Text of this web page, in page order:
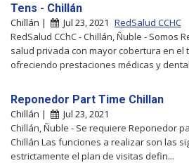
Tens - Chillán
Chillán | Jul 23, 2021 RedSalud CCHC
RedSalud CChC - Chillán, Ñuble - Somos
salud privada con mayor cobertura en el
ofreciendo prestaciones médicas y
Reponedor Part Time Chillan
Chillán |
Jul 23, 2021
Chillán, Ñuble - Se requiere Reponedor
Chillán Las funciones a realizar son las
estrictamente el plan de visitas defin...